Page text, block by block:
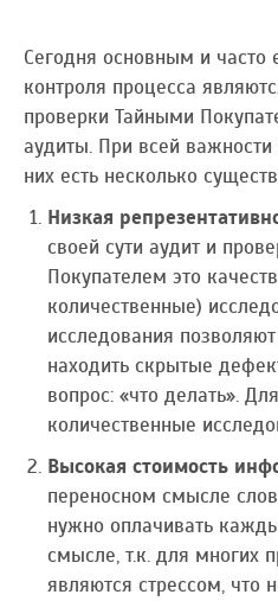
Сегодня основным и
контроля процесса
проверки Тайными
аудиты. При всей важности
них есть несколько
Низкая
своей сути аудит и
Покупателем это
количественные)
исследования
находить скрытые
вопрос: «что делать».
количественные
Высокая стоимость
переносном смысле
нужно оплачивать
смысле, т.к. для многих
являются стрессом, что